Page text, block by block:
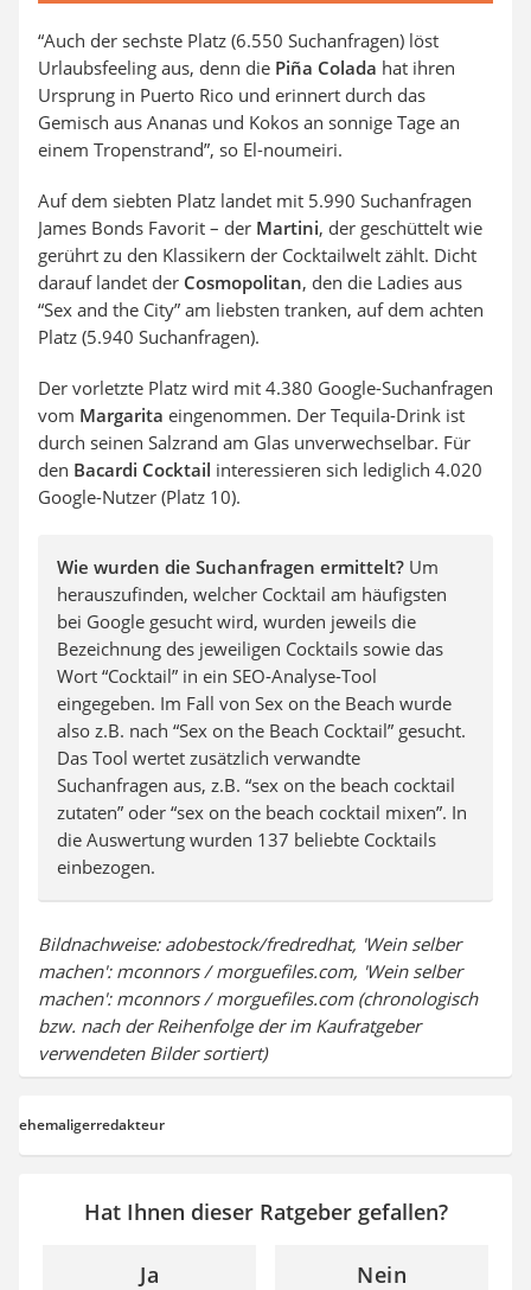
“Auch der sechste Platz (6.550 Suchanfragen) löst
Urlaubsfeeling aus, denn die Piña Colada hat ihren
Ursprung in Puerto Rico und erinnert durch das
Gemisch aus Ananas und Kokos an sonnige Tage an
einem Tropenstrand”, so El-noumeiri.
Auf dem siebten Platz landet mit 5.990 Suchanfragen
James Bonds Favorit – der Martini, der geschüttelt wie
gerührt zu den Klassikern der Cocktailwelt zählt. Dicht
darauf landet der Cosmopolitan, den die Ladies aus
“Sex and the City” am liebsten tranken, auf dem achten
Platz (5.940 Suchanfragen).
Der vorletzte Platz wird mit 4.380 Google-Suchanfragen
vom Margarita eingenommen. Der Tequila-Drink ist
durch seinen Salzrand am Glas unverwechselbar. Für
den Bacardi Cocktail interessieren sich lediglich 4.020
Google-Nutzer (Platz 10).
Wie wurden die Suchanfragen ermittelt? Um
herauszufinden, welcher Cocktail am häufigsten
bei Google gesucht wird, wurden jeweils die
Bezeichnung des jeweiligen Cocktails sowie das
Wort “Cocktail” in ein SEO-Analyse-Tool
eingegeben. Im Fall von Sex on the Beach wurde
also z.B. nach “Sex on the Beach Cocktail” gesucht.
Das Tool wertet zusätzlich verwandte
Suchanfragen aus, z.B. “sex on the beach cocktail
zutaten” oder “sex on the beach cocktail mixen”. In
die Auswertung wurden 137 beliebte Cocktails
einbezogen.
Bildnachweise: adobestock/fredredhat, 'Wein selber
machen': mconnors / morguefiles.com, 'Wein selber
machen': mconnors / morguefiles.com (chronologisch
bzw. nach der Reihenfolge der im Kaufratgeber
verwendeten Bilder sortiert)
ehemaligerredakteur
Hat Ihnen dieser Ratgeber gefallen?
Ja Nein